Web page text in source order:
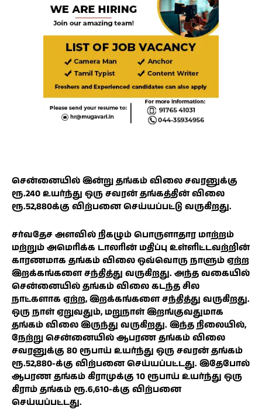
சென்னையில் இன்று தங்கம் விலை சவரனுக்கு
ரூ.240 உயர்ந்து ஒரு சவரன் தங்கத்தின் விலை
ரூ.52,880க்கு விற்பனை செய்யப்பட்டு வருகிறது.
சர்வதேச அளவில் நிகழும் பொருளாதார மாற்றம்
மற்றும் அமெரிக்க டாலரின் மதிப்பு உள்ளிட்டவற்றின்
காரணமாக தங்கம் விலை ஒவ்வொரு நாளும் ஏற்ற
இறக்கங்களை சந்தித்து வருகிறது. அந்த வகையில்
சென்னையில் தங்கம் விலை கடந்த சில
நாட்களாக ஏற்ற, இறக்கங்களை சந்தித்து வருகிறது.
ஒரு நாள் ஏறுவதும், மறுநாள் இறங்குவதுமாக
தங்கம் விலை இருந்து வருகிறது. இந்த நிலையில்,
நேற்று சென்னையில் ஆபரண தங்கம் விலை
சவரனுக்கு 80 ரூபாய் உயர்ந்து ஒரு சவரன் தங்கம்
ரூ.52,880-க்கு விற்பனை செய்யப்பட்டது. இதேபோல்
ஆபரண தங்கம் கிராமுக்கு 10 ரூபாய் உயர்ந்து ஒரு
கிராம் தங்கம் ரூ.6,610-க்கு விற்பனை
செய்யப்பட்டது.